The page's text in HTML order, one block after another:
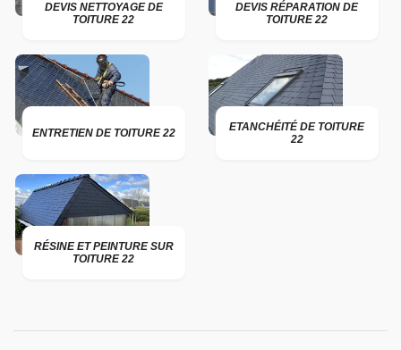
DEVIS NETTOYAGE DE
TOITURE 22
DEVIS RÉPARATION DE
TOITURE 22
ENTRETIEN DE TOITURE 22
ETANCHÉITÉ DE TOITURE
22
RÉSINE ET PEINTURE SUR
TOITURE 22